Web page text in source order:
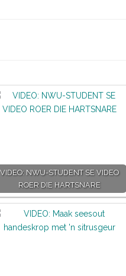
VIDEO: NWU-STUDENT SE VIDEO
ROER DIE HARTSNARE